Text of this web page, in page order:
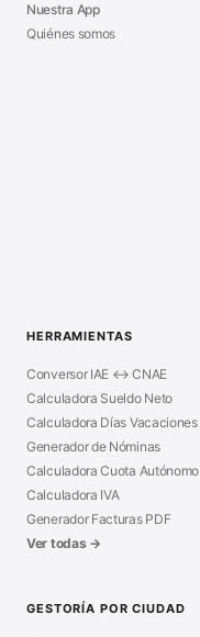
Nuestra App
Quiénes somos
HERRAMIENTAS
Conversor IAE ↔ CNAE
Calculadora Sueldo Neto
Calculadora Días Vacaciones
Generador de Nóminas
Calculadora Cuota Autónomo
Calculadora IVA
Generador Facturas PDF
Ver todas →
GESTORÍA POR CIUDAD